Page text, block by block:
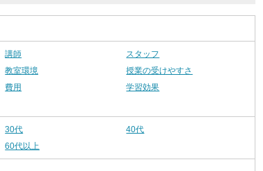
講師
スタッフ
教室環境
授業の受けやすさ
費用
学習効果
30代
40代
60代以上